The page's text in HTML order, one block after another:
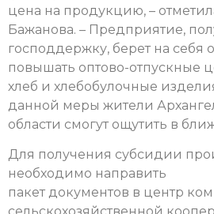
цена на продукцию, –
Бажанова. – Предприятие,
господдержку, берет на себя
повышать оптово-отпускные
хлеб и хлебобулочные
данной меры жители
области смогут ощутить в
Для получения субсидии
необходимо направить
пакет документов в центр